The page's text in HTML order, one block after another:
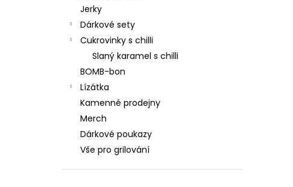
Jerky
Dárkové sety
Cukrovinky s chilli
Slaný karamel s chilli
BOMB-bon
Lízátka
Kamenné prodejny
Merch
Dárkové poukazy
Vše pro grilování